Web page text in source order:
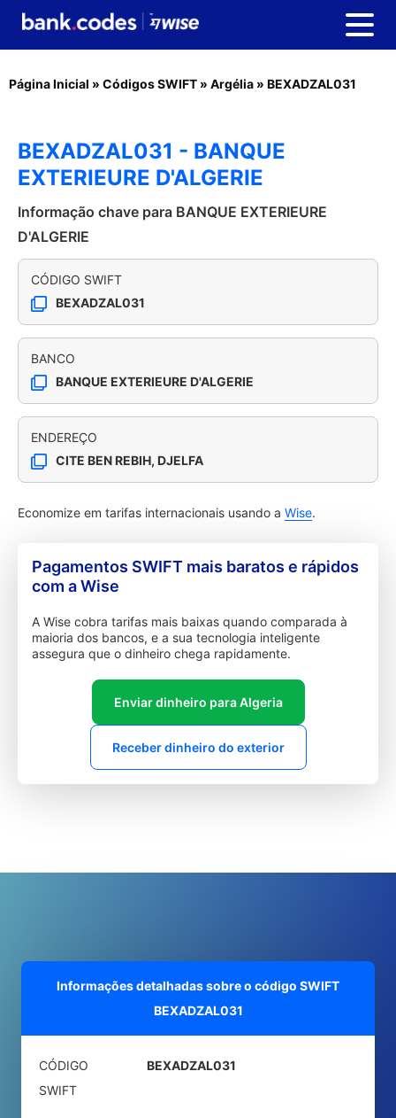
Página Inicial » Códigos SWIFT » Argélia » BEXADZAL031
BEXADZAL031 - BANQUE
EXTERIEURE D'ALGERIE
Informação chave para BANQUE EXTERIEURE
D'ALGERIE
CÓDIGO SWIFT
BEXADZAL031
BANCO
BANQUE EXTERIEURE D'ALGERIE
ENDEREÇO
CITE BEN REBIH, DJELFA
Economize em tarifas internacionais usando a Wise.
Pagamentos SWIFT mais baratos e rápidos
com a Wise
A Wise cobra tarifas mais baixas quando comparada à
maioria dos bancos, e a sua tecnologia inteligente
assegura que o dinheiro chega rapidamente.
Enviar dinheiro para Algeria
Receber dinheiro do exterior
Informações detalhadas sobre o código SWIFT
BEXADZAL031
CÓDIGO
SWIFT
BEXADZAL031